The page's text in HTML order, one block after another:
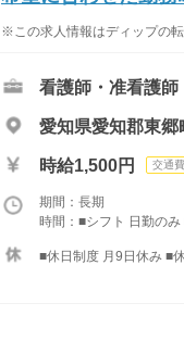
※この求人情報はディップの
看護師・准看護師
愛知県愛知郡東郷
時給1,500円 交通
期間：長期
時間：■シフト 日勤の
■休日制度 月9日休み ■